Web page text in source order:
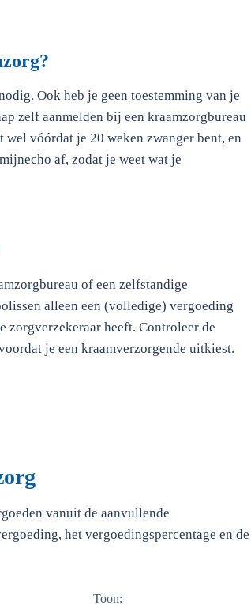
Ook heb je geen toestemming van je
zelf aanmelden bij een kraamzorgbureau
vóórdat je 20 weken zwanger bent, en
af, zodat je weet wat je
of een zelfstandige
alleen een (volledige) vergoeding
zorgverzekeraar heeft. Controleer de
je een kraamverzorgende uitkiest.
vanuit de aanvullende
het vergoedingspercentage en de
Toon: